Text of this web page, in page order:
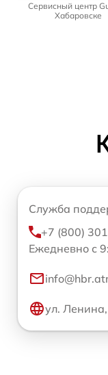
Сервисный центр
Хабаровске
Служба
+7 (800)
Ежедневно с
ул.